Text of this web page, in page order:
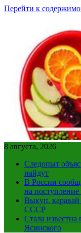
Перейти к
8 августа, 2026
Следопыт
найдут
В России
на
Выкуп, каравай
СССР
Стала известна
Ясинского